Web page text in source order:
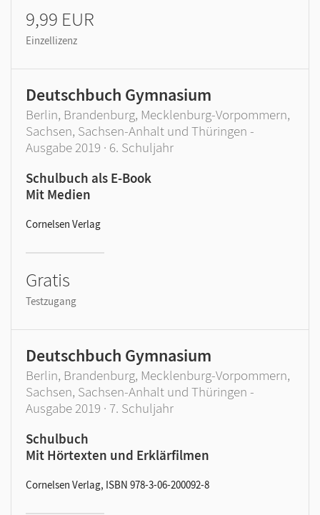
9,99 EUR
Einzellizenz
Deutschbuch Gymnasium
Berlin, Brandenburg, Mecklenburg-Vorpommern,
Sachsen, Sachsen-Anhalt und Thüringen -
Ausgabe 2019 · 6. Schuljahr
Schulbuch als E-Book
Mit Medien
Cornelsen Verlag
Gratis
Testzugang
Deutschbuch Gymnasium
Berlin, Brandenburg, Mecklenburg-Vorpommern,
Sachsen, Sachsen-Anhalt und Thüringen -
Ausgabe 2019 · 7. Schuljahr
Schulbuch
Mit Hörtexten und Erklärfilmen
Cornelsen Verlag, ISBN 978-3-06-200092-8